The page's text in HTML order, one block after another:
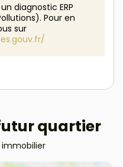
diagnostic ERP
Pour en
sur
quartier
immobilier